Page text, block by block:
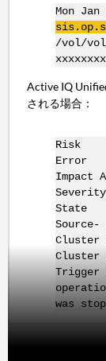
Mon
/vol/
Active IQ
される場合：
Risk -
Error
Impact
State
Source-
Cluster
Cluster
Trigger
was